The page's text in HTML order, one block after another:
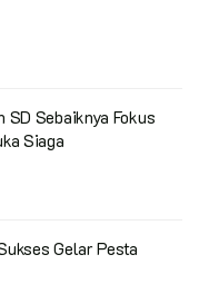
SD Sebaiknya Fokus
Siaga
Gelar Pesta